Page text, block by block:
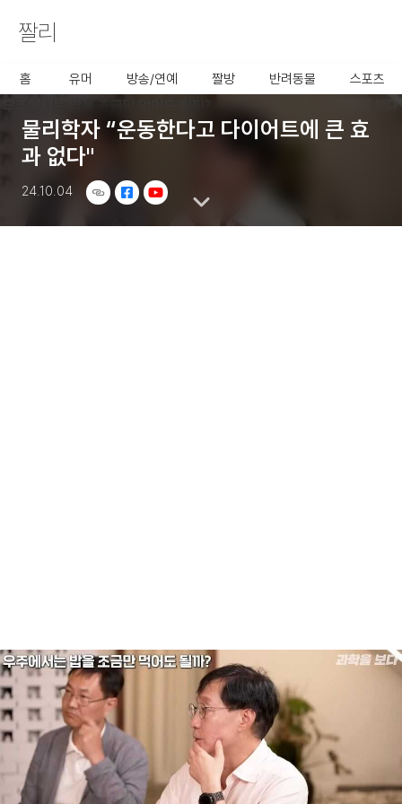
짤리
홈 유머 방송/연예 짤방 반려동물 스포츠
물리학자 “운동한다고 다이어트에 큰 효
과 없다"
24.10.04